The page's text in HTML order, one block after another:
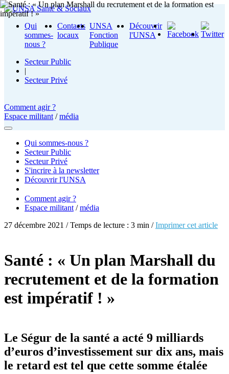
Qui
sommes-
nous ?
Contacts
locaux
UNSA
Fonction
Publique
Découvrir
l'UNSA
Secteur Public
|
Secteur Privé
Comment agir ?
Espace militant /média
Qui sommes-nous ?
Secteur Public
Secteur Privé
S'incrire à la newsletter
Découvrir l'UNSA
Comment agir ?
Espace militant /média
27 décembre 2021 / Temps de lecture : 3 min /Imprimer cet article
Santé : « Un plan Marshall du
recrutement et de la formation
est impératif ! »
Le Ségur de la santé a acté 9 milliards
d’euros d’investissement sur dix ans, mais
le retard est tel que cette somme étalée